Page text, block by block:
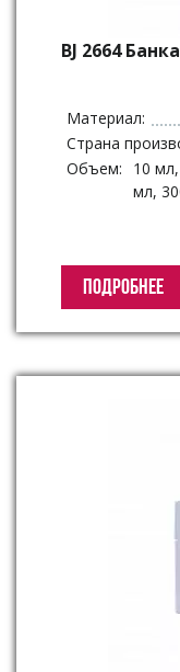
BJ 2664
Материал:
Страна
Объем:
10
мл,
ПОДРОБНЕЕ